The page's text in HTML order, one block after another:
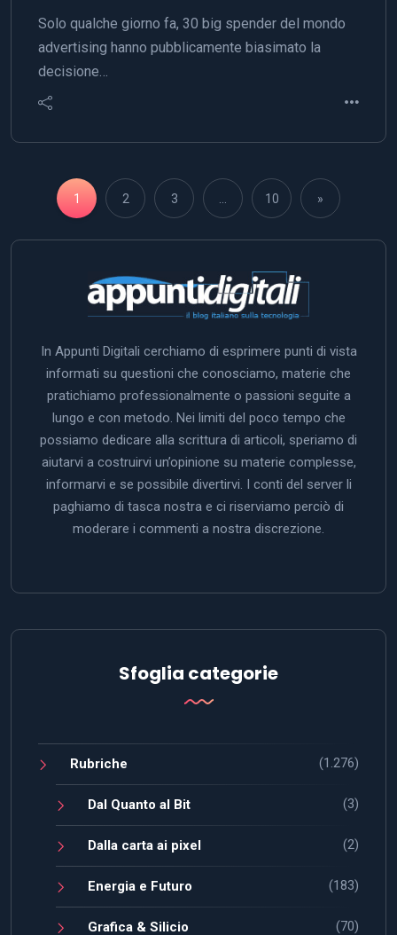
Solo qualche giorno fa, 30 big spender del mondo
advertising hanno pubblicamente biasimato la
decisione…
1 2 3 10 »
In Appunti Digitali cerchiamo di esprimere punti di vista
informati su questioni che conosciamo, materie che
pratichiamo professionalmente o passioni seguite a
lungo e con metodo. Nei limiti del poco tempo che
possiamo dedicare alla scrittura di articoli, speriamo di
aiutarvi a costruirvi un’opinione su materie complesse,
informarvi e se possibile divertirvi. I conti del server li
paghiamo di tasca nostra e ci riserviamo perciò di
moderare i commenti a nostra discrezione.
Sfoglia categorie
Rubriche (1.276)
Dal Quanto al Bit (3)
Dalla carta ai pixel (2)
Energia e Futuro (183)
Grafica & Silicio (70)